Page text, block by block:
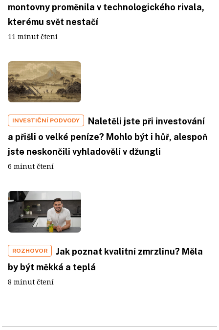
montovny proměnila v technologického rivala,
kterému svět nestačí
11 minut čtení
INVESTIČNÍ PODVODY
Naletěli jste při investování
a přišli o velké peníze? Mohlo být i hůř, alespoň
jste neskončili vyhladovělí v džungli
6 minut čtení
ROZHOVOR
Jak poznat kvalitní zmrzlinu? Měla
by být měkká a teplá
8 minut čtení